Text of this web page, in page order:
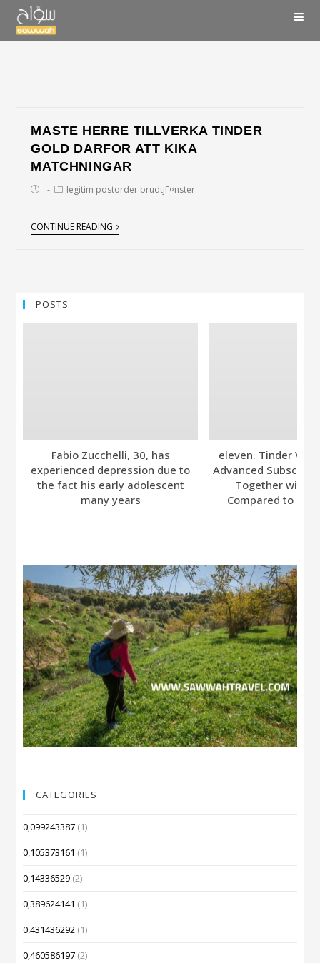
MASTE HERRE TILLVERKA TINDER
GOLD DARFOR ATT KIKA
MATCHNINGAR
legitim postorder brudtjГ¤nster
CONTINUE READING
POSTS
Fabio Zucchelli, 30, has
experienced depression due to
the fact his early adolescent
many years
eleven. Tinder
Advanced
Together with
Compared to
CATEGORIES
0,099243387 (1)
0,105373161 (1)
0,14336529 (2)
0,389624141 (1)
0,431436292 (1)
0,460586197 (2)